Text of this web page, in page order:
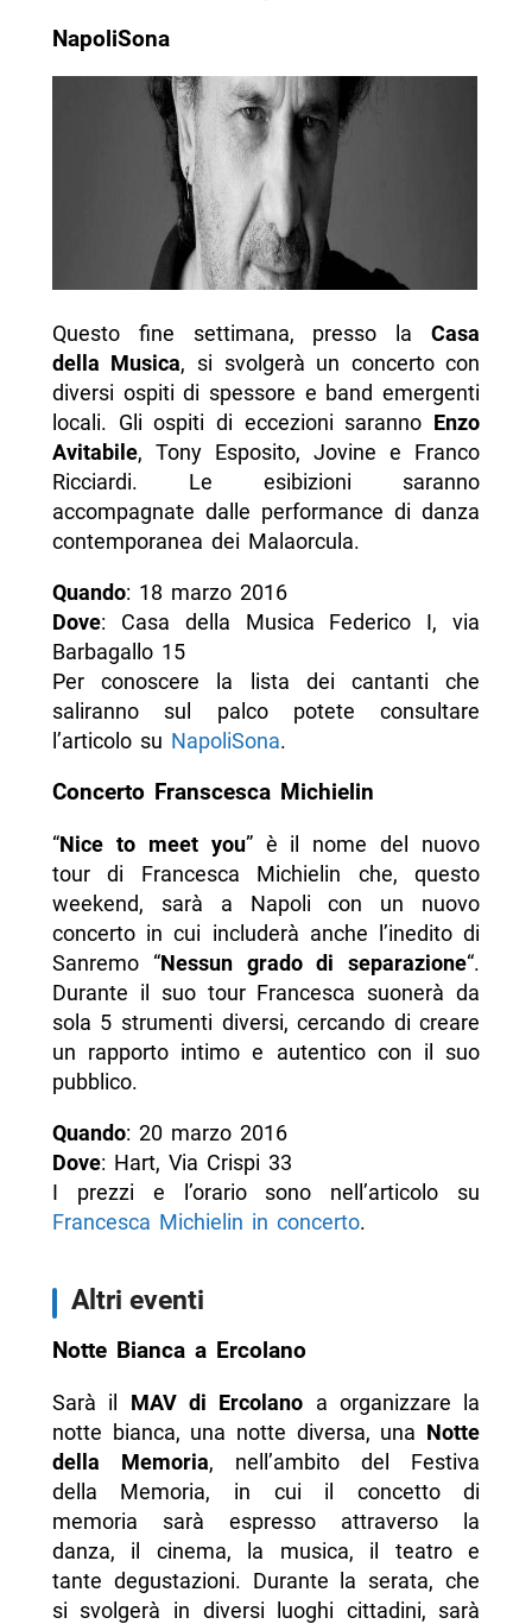
NapoliSona
Questo fine settimana, presso laCasa
della Musica, si svolgerà un concerto con
diversi ospiti di spessore e band emergenti
locali. Gli ospiti di eccezioni saranno Enzo
Avitabile, Tony Esposito, Jovine e Franco
Ricciardi. Le esibizioni saranno
accompagnate dalle performance di danza
contemporanea dei Malaorcula.
Quando: 18 marzo 2016
Dove: Casa della Musica Federico I, via
Barbagallo 15
Per conoscere la lista dei cantanti che
saliranno sul palco potete consultare
l’articolo su NapoliSona.
Concerto Franscesca Michielin
“Nice to meet you” è il nome del nuovo
tour di Francesca Michielin che, questo
weekend, sarà a Napoli con un nuovo
concerto in cui includerà anche l’inedito di
Sanremo “Nessun grado di separazione“.
Durante il suo tour Francesca suonerà da
sola 5 strumenti diversi, cercando di creare
un rapporto intimo e autentico con il suo
pubblico.
Quando: 20 marzo 2016
Dove: Hart, Via Crispi 33
I prezzi e l’orario sono nell’articolo su
Francesca Michielin in concerto.
Altri eventi
Notte Bianca a Ercolano
Sarà il MAV di Ercolano a organizzare la
notte bianca, una notte diversa, una Notte
della Memoria, nell’ambito del Festiva
della Memoria, in cui il concetto di
memoria sarà espresso attraverso la
danza, il cinema, la musica, il teatro e
tante degustazioni. Durante la serata, che
si svolgerà in diversi luoghi cittadini, sarà